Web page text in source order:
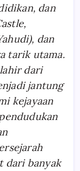
dan
dan
tarik utama.
dari
jantung
kejayaan
dari banyak